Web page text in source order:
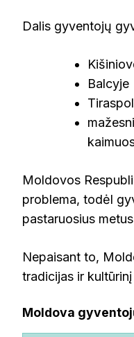
Dalis gyventojų
Balcyje
Moldovos
problema, todėl
pastaruosius
Nepaisant to,
tradicijas ir
Moldova